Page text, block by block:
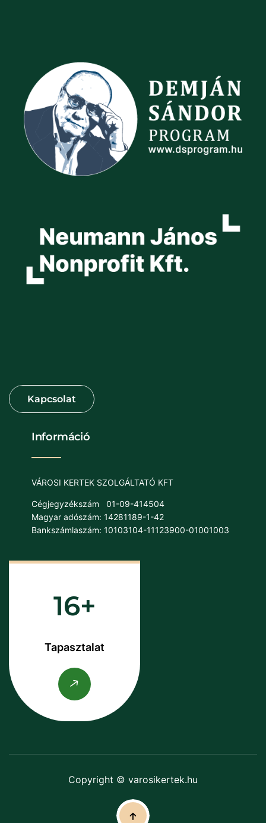
Információ
VÁROSI KERTEK SZOLGÁLTATÓ KFT
Cégjegyzékszám
01-09-414504
Magyar adószám: 14281189-1-42
Bankszámlaszám: 10103104-11123900-01001003
16
Tapasztalat
Copyright © varosikertek.hu